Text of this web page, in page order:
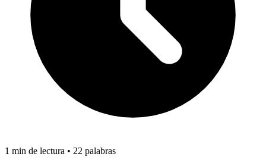
1 min de lectura • 22 palabras